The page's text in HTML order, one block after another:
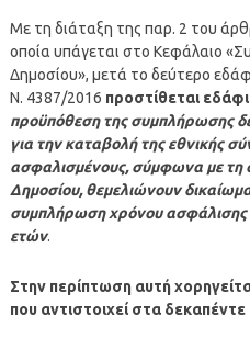
Με τη διάταξη της παρ. 2 του
οποία υπάγεται στο Κεφάλαιο
Δημοσίου», μετά το δεύτερο
Ν. 4387/2016 προστίθεται
προϋπόθεση της συμπλήρωσης
για την καταβολή της εθνικής
ασφαλισμένους, σύμφωνα με τη
Δημοσίου, θεμελιώνουν
συμπλήρωση χρόνου ασφάλισης
ετών.
Στην περίπτωση αυτή
που αντιστοιχεί στα